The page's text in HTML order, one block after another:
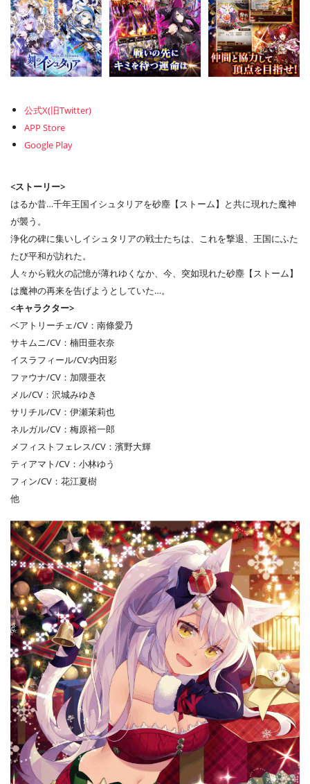
公式X(旧Twitter)
APP Store
Google Play
<ストーリー>
はるか昔…千年王国イシュタリアを砂塵【ストーム】と共に現れた魔神
が襲う。
浄化の碑に集いしイシュタリアの戦士たちは、これを撃退、王国にふた
たび平和が訪れた。
人々から戦火の記憶が薄れゆくなか、今、突如現れた砂塵【ストーム】
は魔神の再来を告げようとしていた…。
<キャラクター>
ベアトリーチェ/CV：南條愛乃
サキムニ/CV：楠田亜衣奈
イスラフィール/CV:内田彩
ファウナ/CV：加隈亜衣
メル/CV：沢城みゆき
サリチル/CV：伊瀬茉莉也
ネルガル/CV：梅原裕一郎
メフィストフェレス/CV：濱野大輝
ティアマト/CV：小林ゆう
フィン/CV：花江夏樹
他